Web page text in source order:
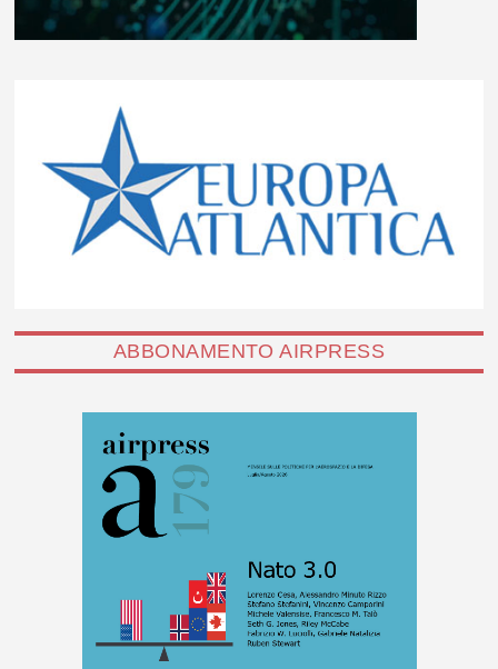
ABBONAMENTO AIRPRESS